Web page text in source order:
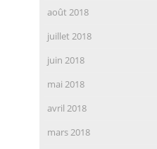
août 2018
juillet 2018
juin 2018
mai 2018
avril 2018
mars 2018